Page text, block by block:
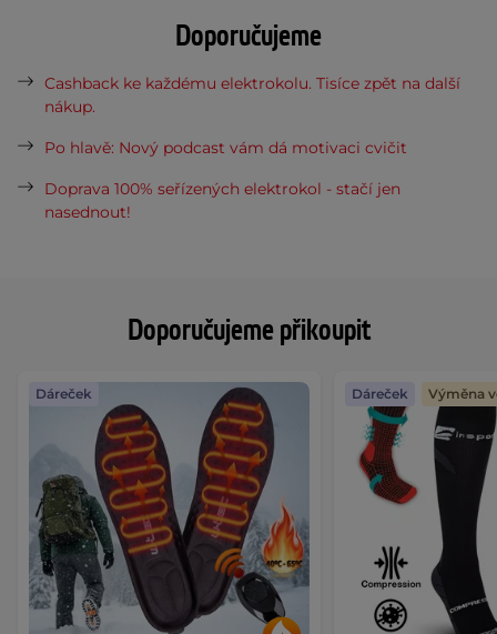
Doporučujeme přikoupit
Dáreček Dáreček Výměna
Doporučujeme
Cashback ke každému elektrokolu. Tisíce zpět na další
nákup.
Po hlavě: Nový podcast vám dá motivaci cvičit
Doprava 100% seřízených elektrokol - stačí jen
nasednout!